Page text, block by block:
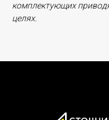
комплектующих
целях.